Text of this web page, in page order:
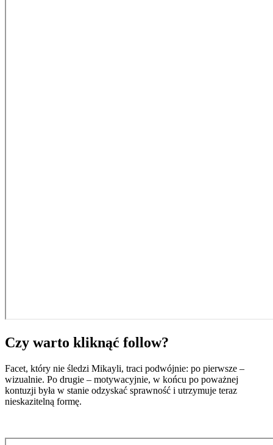
Czy warto kliknąć follow?
Facet, który nie śledzi Mikayli, traci podwójnie: po pierwsze –
wizualnie. Po drugie – motywacyjnie, w końcu po poważnej
kontuzji była w stanie odzyskać sprawność i utrzymuje teraz
nieskazitelną formę.